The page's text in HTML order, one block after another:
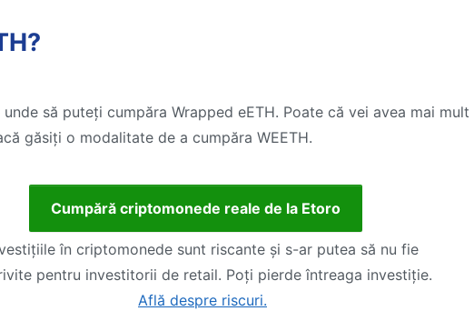
să puteți cumpăra Wrapped eETH. Poate că vei avea mai
găsiți o modalitate de a cumpăra WEETH.
Cumpără criptomonede reale de la Etoro
în criptomonede sunt riscante și s-ar putea să nu fie
pentru investitorii de retail. Poți pierde întreaga investiție.
Află despre riscuri.